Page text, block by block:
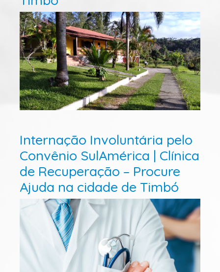
Internação Involuntária pelo
Convênio SulAmérica | Clínica
de Recuperação – Procure
Ajuda na cidade de Timbó